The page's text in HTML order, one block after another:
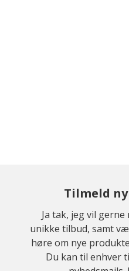
Tilmeld
Ja tak, jeg vil
unikke tilbud, samt
høre om nye
Du kan til enhver